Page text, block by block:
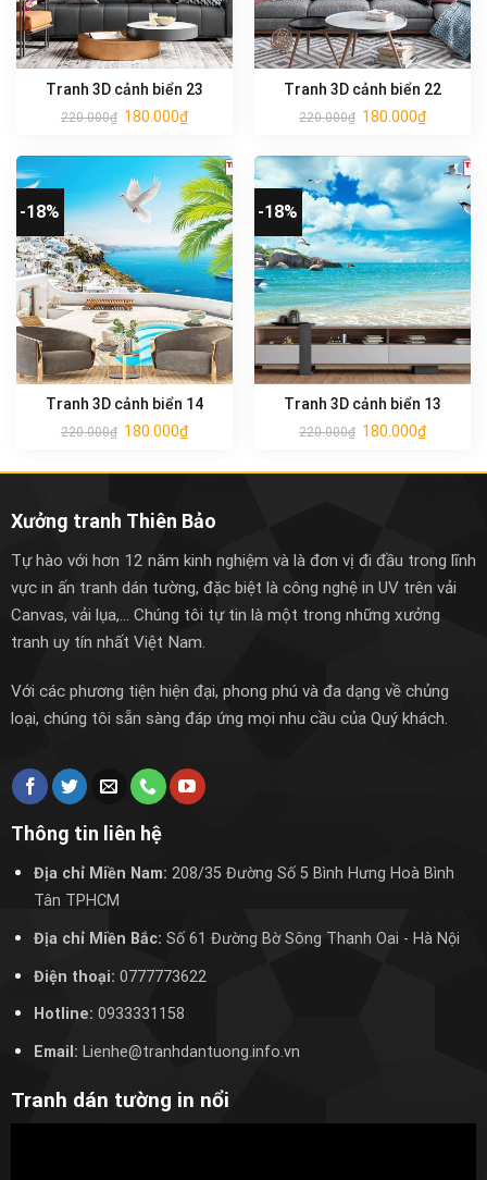
Tranh 3D cảnh biển 23
220.000₫ 180.000₫
Tranh 3D cảnh biển 22
220.000₫ 180.000₫
-18%
Tranh 3D cảnh biển 14
220.000₫ 180.000₫
-18%
Tranh 3D cảnh biển 13
220.000₫ 180.000₫
Xưởng tranh Thiên Bảo
Tự hào với hơn 12 năm kinh nghiệm và là đơn vị đi đầu trong lĩnh
vực in ấn tranh dán tường, đặc biệt là công nghệ in UV trên vải
Canvas, vải lụa,... Chúng tôi tự tin là một trong những xưởng
tranh uy tín nhất Việt Nam.
Với các phương tiện hiện đại, phong phú và đa dạng về chủng
loại, chúng tôi sẵn sàng đáp ứng mọi nhu cầu của Quý khách.
Thông tin liên hệ
Địa chỉ Miền Nam: 208/35 Đường Số 5 Bình Hưng Hoà Bình
Tân TPHCM
Địa chỉ Miền Bắc: Số 61 Đường Bờ Sông Thanh Oai - Hà Nội
Điện thoại: 0777773622
Hotline: 0933331158
Email: Lienhe@tranhdantuong.info.vn
Tranh dán tường in nổi